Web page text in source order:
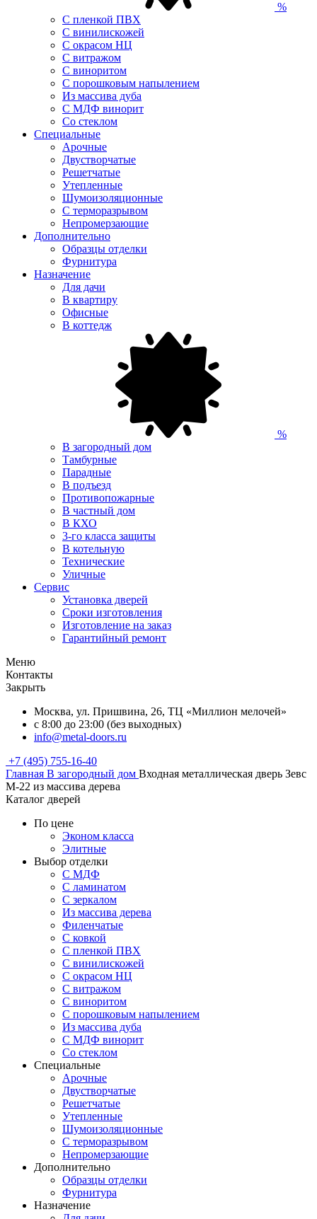
%
С пленкой ПВХ
С винилискожей
С окрасом НЦ
С витражом
С виноритом
С порошковым напылением
Из массива дуба
С МДФ винорит
Со стеклом
Специальные
Арочные
Двустворчатые
Решетчатые
Утепленные
Шумоизоляционные
С терморазрывом
Непромерзающие
Дополнительно
Образцы отделки
Фурнитура
Назначение
Для дачи
В квартиру
Офисные
В коттедж
%
В загородный дом
Тамбурные
Парадные
В подъезд
Противопожарные
В частный дом
В КХО
3-го класса защиты
В котельную
Технические
Уличные
Сервис
Установка дверей
Сроки изготовления
Изготовление на заказ
Гарантийный ремонт
Меню
Контакты
Закрыть
Москва, ул. Пришвина, 26, ТЦ «Миллион мелочей»
с 8:00 до 23:00 (без выходных)
info@metal-doors.ru
+7 (495) 755-16-40
Главная В загородный дом Входная металлическая дверь Зевс
M-22 из массива дерева
Каталог дверей
По цене
Эконом класса
Элитные
Выбор отделки
С МДФ
С ламинатом
С зеркалом
Из массива дерева
Филенчатые
С ковкой
С пленкой ПВХ
С винилискожей
С окрасом НЦ
С витражом
С виноритом
С порошковым напылением
Из массива дуба
С МДФ винорит
Со стеклом
Специальные
Арочные
Двустворчатые
Решетчатые
Утепленные
Шумоизоляционные
С терморазрывом
Непромерзающие
Дополнительно
Образцы отделки
Фурнитура
Назначение